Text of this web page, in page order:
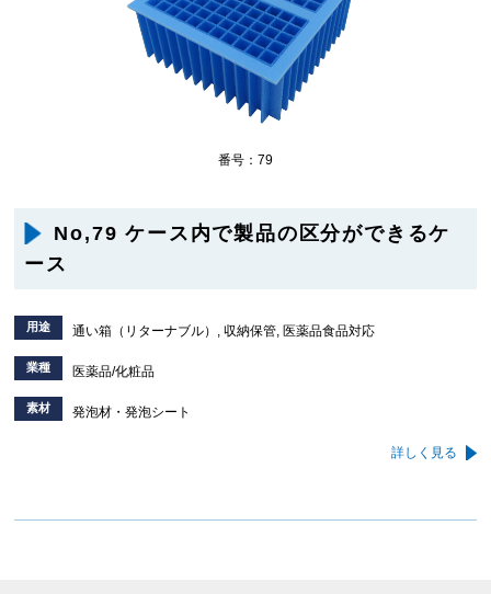
番号：79
No,79 ケース内で製品の区分ができるケ
ース
用途 通い箱（リターナブル）, 収納保管, 医薬品食品対応
業種 医薬品/化粧品
素材 発泡材・発泡シート
詳しく見る